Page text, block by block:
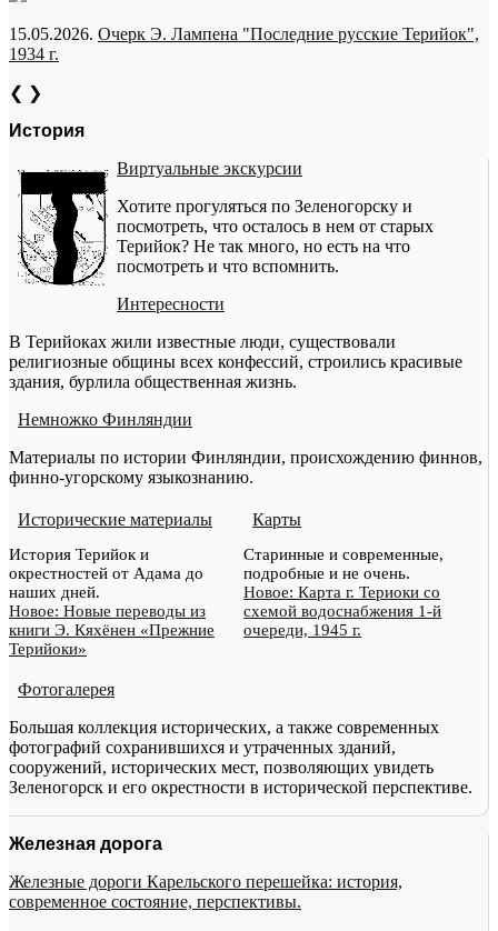
15.05.2026. Очерк Э. Лампена "Последние русские Терийок",
1934 г.
❮ ❯
История
Виртуальные экскурсии
Хотите прогуляться по Зеленогорску и
посмотреть, что осталось в нем от старых
Терийок? Не так много, но есть на что
посмотреть и что вспомнить.
Интересности
В Терийоках жили известные люди, существовали
религиозные общины всех конфессий, строились красивые
здания, бурлила общественная жизнь.
Немножко Финляндии
Материалы по истории Финляндии, происхождению финнов,
финно-угорскому языкознанию.
Исторические материалы
История Терийок и
окрестностей от Адама до
наших дней.
Новое: Новые переводы из
книги Э. Кяхёнен «Прежние
Терийоки»
Карты
Старинные и современные,
подробные и не очень.
Новое: Карта г. Териоки со
схемой водоснабжения 1-й
очереди, 1945 г.
Фотогалерея
Большая коллекция исторических, а также современных
фотографий сохранившихся и утраченных зданий,
сооружений, исторических мест, позволяющих увидеть
Зеленогорск и его окрестности в исторической перспективе.
Железная дорога
Железные дороги Карельского перешейка: история,
современное состояние, перспективы.